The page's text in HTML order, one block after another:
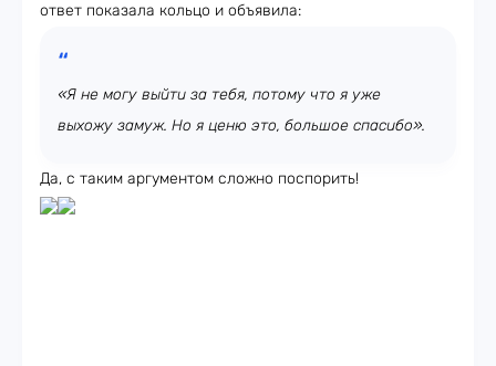
ответ показала кольцо и объявила:
«Я не могу выйти за тебя, потому что я уже
выхожу замуж. Но я ценю это, большое спасибо».
Да, с таким аргументом сложно поспорить!